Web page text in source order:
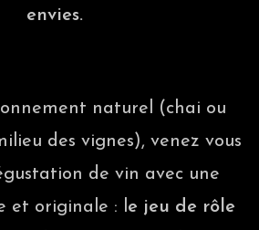
envies.
naturel (chai ou
des vignes), venez vous
de vin avec une
et originale : le jeu de rôle